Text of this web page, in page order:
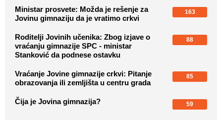
Ministar prosvete: Možda je rešenje za
Jovinu gimnaziju da je vratimo crkvi
163
Roditelji Jovinih učenika: Zbog izjave o
vraćanju gimnazije SPC - ministar
Stanković da podnese ostavku
88
Vraćanje Jovine gimnazije crkvi: Pitanje
obrazovanja ili zemljišta u centru grada
85
Čija je Jovina gimnazija? 59